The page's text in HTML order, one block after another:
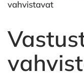
vahvistavat